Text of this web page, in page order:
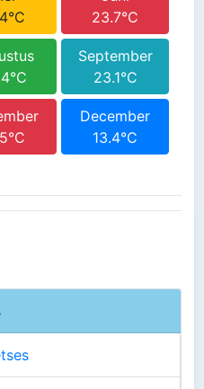
23.7°C
September
23.1°C
December
13.4°C